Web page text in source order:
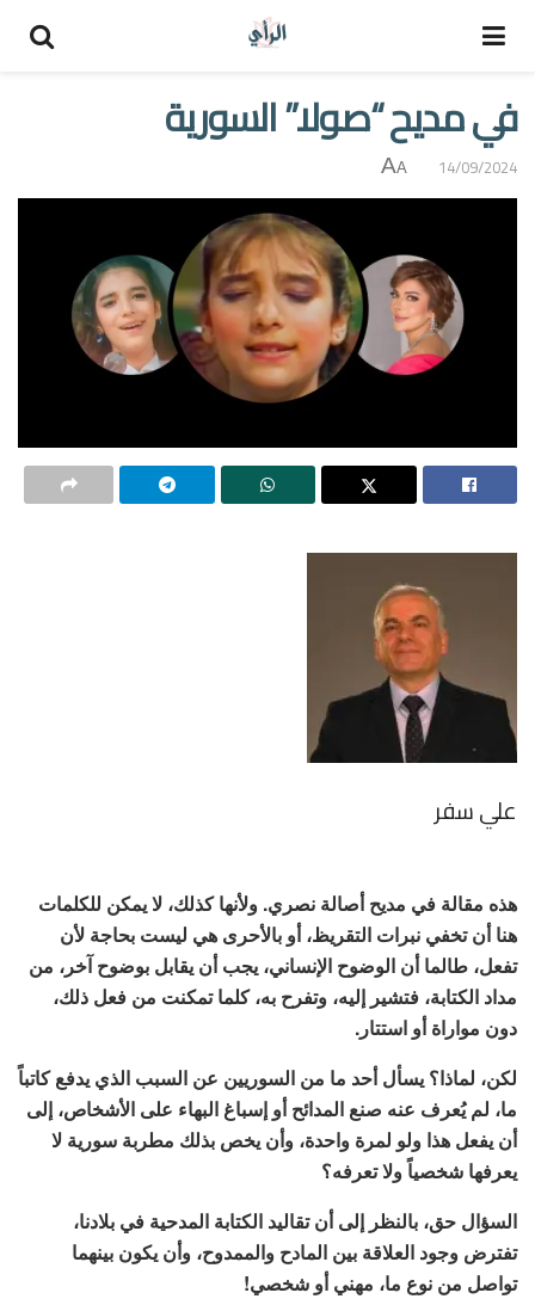
في مديح “صولا” السورية
14/09/2024
A
A
علي سفر
هذه مقالة في مديح أصالة نصري. ولأنها كذلك، لا يمكن للكلمات
هنا أن تخفي نبرات التقريظ، أو بالأحرى هي ليست بحاجة لأن
تفعل، طالما أن الوضوح الإنساني، يجب أن يقابل بوضوح آخر، من
مداد الكتابة، فتشير إليه، وتفرح به، كلما تمكنت من فعل ذلك،
دون مواراة أو استتار.
لكن، لماذا؟ يسأل أحد ما من السوريين عن السبب الذي يدفع كاتباً
ما، لم يُعرف عنه صنع المدائح أو إسباغ البهاء على الأشخاص، إلى
أن يفعل هذا ولو لمرة واحدة، وأن يخص بذلك مطربة سورية لا
يعرفها شخصياً ولا تعرفه؟
السؤال حق، بالنظر إلى أن تقاليد الكتابة المدحية في بلادنا،
تفترض وجود العلاقة بين المادح والممدوح، وأن يكون بينهما
تواصل من نوع ما، مهني أو شخصي!